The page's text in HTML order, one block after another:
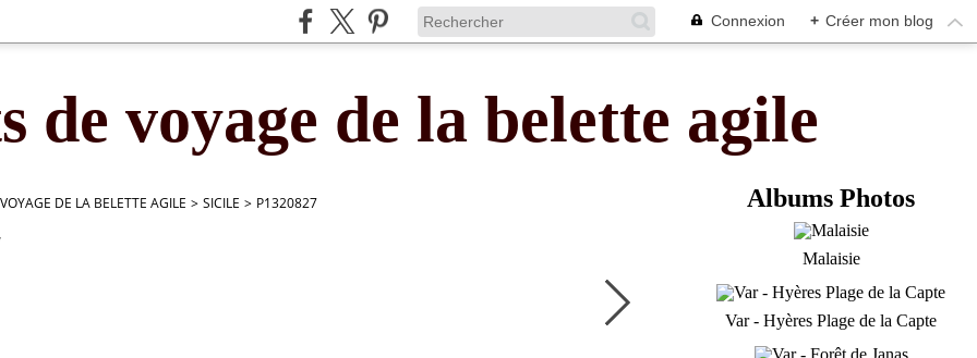
Connexion + Créer mon blog
de voyage de la belette agile
DE LA BELETTE AGILE > SICILE > P1320827 Albums Photos
Malaisie
Var - Hyères Plage de la Capte